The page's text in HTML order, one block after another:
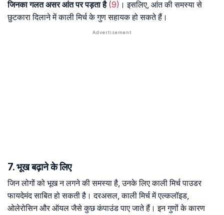
जिनका गलत असर आंत पर पड़ता है(9) । इसलिए, आंत की समस्या से
छुटकारा दिलाने में काली मिर्च के गुण सहायक हो सकते हैं।
7. भूख बढ़ाने के लिए
जिन लोगों को भूख न लगने की समस्या है, उनके लिए काली मिर्च पाउडर
फायदेमंद साबित हो सकती है। दरअसल, काली मिर्च में एल्कलॉइड,
ओलेरोसिन और ऑयल जैसे कुछ कंपाउंड पाए जाते हैं। इन गुणों के कारण